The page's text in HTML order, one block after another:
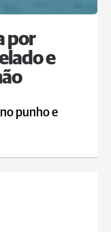
por
e
punho e